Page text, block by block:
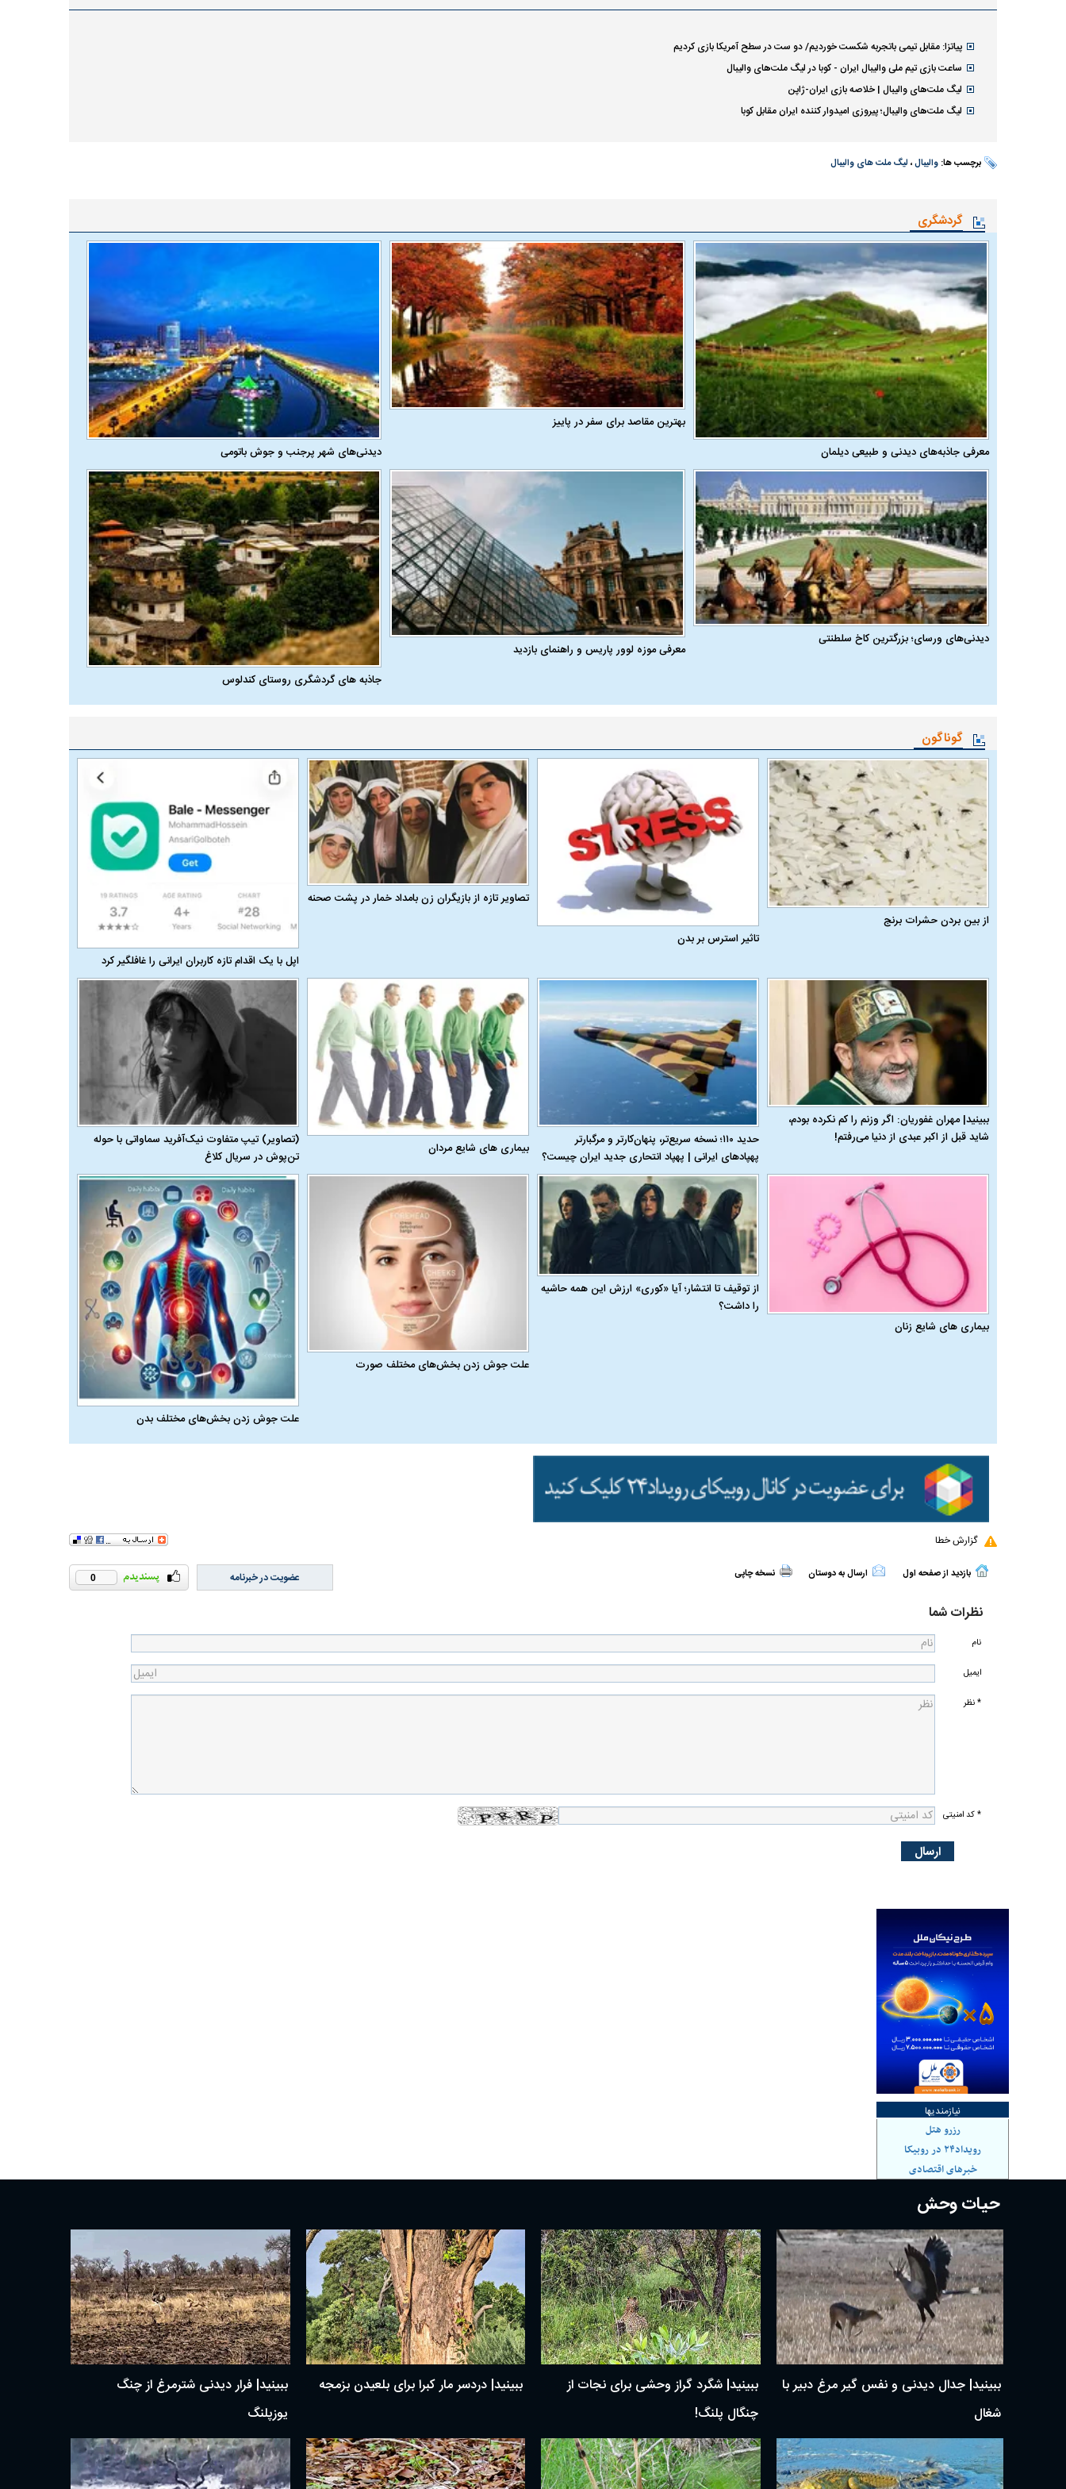
پیاتزا: مقابل تیمی باتجربه شکست خوردیم/ دو ست در سطح آمریکا بازی کردیم
ساعت بازی تیم ملی والیبال ایران - کوبا در لیگ ملت‌های والیبال
لیگ ملت‌های والیبال | خلاصه بازی ایران-ژاپن
لیگ ملت‌های والیبال؛ پیروزی امیدوار کننده ایران مقابل کوبا
برچسب ها: والیبال، لیگ ملت های والیبال
گردشگری
معرفی جاذبه‌های دیدنی و طبیعی دیلمان
بهترین مقاصد برای سفر در پاییز
دیدنی‌های شهر پرجنب و جوش باتومی
دیدنی‌های ورسای؛ بزرگترین کاخ سلطنتی
معرفی موزه لوور پاریس و راهنمای بازدید
جاذبه های گردشگری روستای کندلوس
گوناگون
از بین بردن حشرات برنج
تاثیر استرس بر بدن
تصاویر تازه از بازیگران زن بامداد خمار در پشت صحنه
اپل با یک اقدام تازه کاربران ایرانی را غافلگیر کرد
ببینید| مهران غفوریان: اگر وزنم را کم نکرده بودم،
شاید قبل از اکبر عبدی از دنیا می‌رفتم!
حدید ۱۱۰؛ نسخه سریع‌تر، پنهان‌کارتر و مرگبارتر
پهپادهای ایرانی | پهپاد انتحاری جدید ایران چیست؟
بیماری‌ های شایع مردان
(تصاویر) تیپ متفاوت نیک‌آفرید سماواتی با حوله
تن‌پوش در سریال کلاغ
بیماری‌ های شایع زنان
از توقیف تا انتشار؛ آیا «کوری» ارزش این همه حاشیه
را داشت؟
علت جوش زدن بخش‌های مختلف صورت
علت جوش زدن بخش‌های مختلف بدن
گزارش خطا
بازدید از صفحه اول ارسال به دوستان نسخه چاپی 0 عضویت در خبرنامه
نظرات شما
نام
ایمیل
* نظر
* کد امنیتی
نیازمندیها
رزرو هتل
رویداد۲۴ در روبیکا
خبرهای اقتصادی
حیات وحش
ببینید| جدال دیدنی و نفس گیر مرغ دبیر با
شغال
ببینید| شگرد گراز وحشی برای نجات از
چنگال پلنگ!
ببینید| دردسر مار کبرا برای بلعیدن بزمجه
ببینید| فرار دیدنی شترمرغ از چنگ
یوزپلنگ